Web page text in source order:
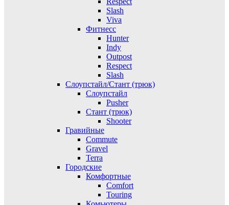
Slash
Viva
Фитнесс
Hunter
Indy
Outpost
Respect
Slash
Слоупстайл/Стант (трюк)
Слоупстайл
Pusher
Стант (трюк)
Shooter
Гравийные
Commute
Gravel
Terra
Городские
Комфортные
Comfort
Touring